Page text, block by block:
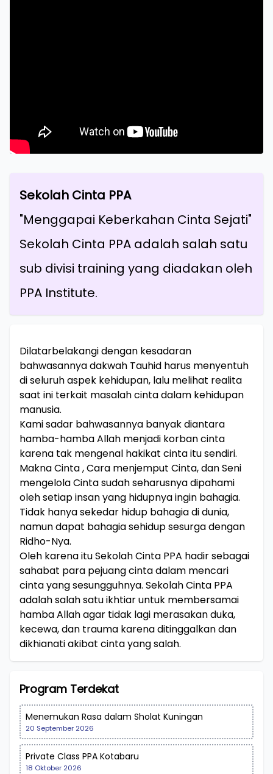
Sekolah Cinta PPA
"Menggapai Keberkahan Cinta Sejati"
Sekolah Cinta PPA adalah salah satu
sub divisi training yang diadakan oleh
PPA Institute.
Dilatarbelakangi dengan kesadaran
bahwasannya dakwah Tauhid harus menyentuh
di seluruh aspek kehidupan, lalu melihat realita
saat ini terkait masalah cinta dalam kehidupan
manusia.
Kami sadar bahwasannya banyak diantara
hamba-hamba Allah menjadi korban cinta
karena tak mengenal hakikat cinta itu sendiri.
Makna Cinta , Cara menjemput Cinta, dan Seni
mengelola Cinta sudah seharusnya dipahami
oleh setiap insan yang hidupnya ingin bahagia.
Tidak hanya sekedar hidup bahagia di dunia,
namun dapat bahagia sehidup sesurga dengan
Ridho-Nya.
Oleh karena itu Sekolah Cinta PPA hadir sebagai
sahabat para pejuang cinta dalam mencari
cinta yang sesungguhnya. Sekolah Cinta PPA
adalah salah satu ikhtiar untuk membersamai
hamba Allah agar tidak lagi merasakan duka,
kecewa, dan trauma karena ditinggalkan dan
dikhianati akibat cinta yang salah.
Program Terdekat
Menemukan Rasa dalam Sholat Kuningan
20 September 2026
Private Class PPA Kotabaru
18 Oktober 2026